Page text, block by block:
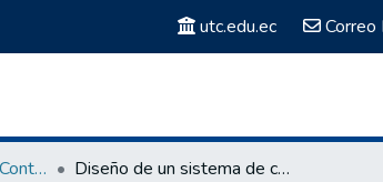
utc.edu.ec Correo
Titulación - Carrera de Contabilidad y Pedagogía Diseño de un sistema de control interno del area financiera de la Universidad Técnica de Cotopaxi